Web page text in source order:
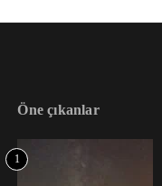
Öne çıkanlar
1